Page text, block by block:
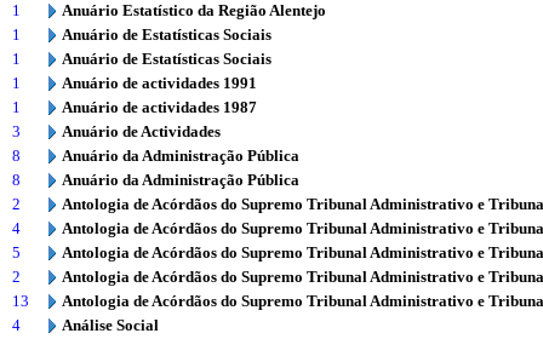
1
Anuário Estatístico da Região Alentejo
1
Anuário de Estatísticas Sociais
1
Anuário de Estatísticas Sociais
1
Anuário de actividades 1991
1
Anuário de actividades 1987
3
Anuário de Actividades
8
Anuário da Administração Pública
8
Anuário da Administração Pública
2
Antologia de Acórdãos do Supremo Tribunal Administrativo e
4
Antologia de Acórdãos do Supremo Tribunal Administrativo e
5
Antologia de Acórdãos do Supremo Tribunal Administrativo e
2
Antologia de Acórdãos do Supremo Tribunal Administrativo e
13
Antologia de Acórdãos do Supremo Tribunal Administrativo e
4
Análise Social